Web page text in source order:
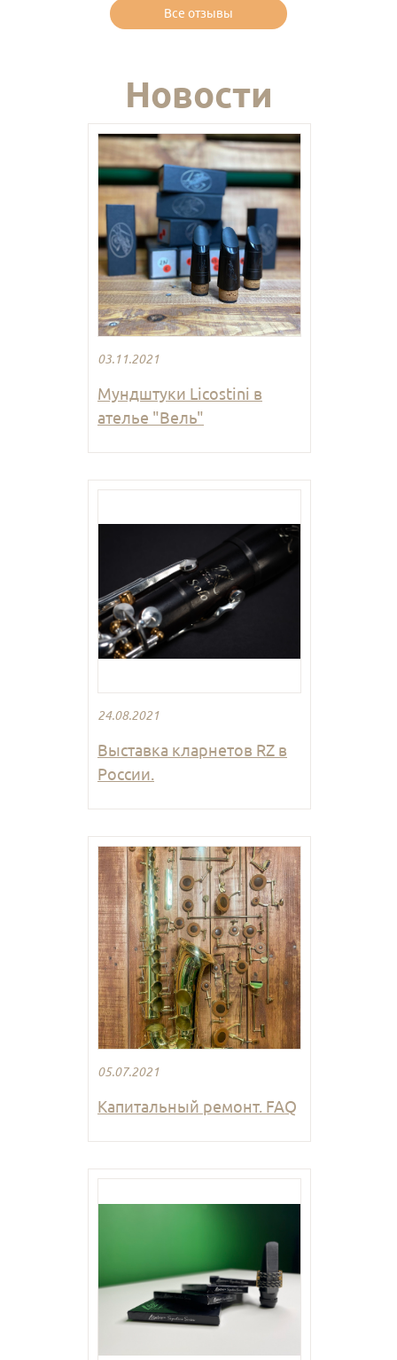
Все отзывы
Новости
03.11.2021
Мундштуки Licostini в
ателье "Вель"
24.08.2021
Выставка кларнетов RZ в
России.
05.07.2021
Капитальный ремонт. FAQ